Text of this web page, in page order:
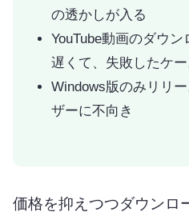
の透かしが入る
YouTube動画のダウ
遅くて、失敗したケ
Windows版のみリリ
ザーに不向き
価格を抑えつつダウンロ